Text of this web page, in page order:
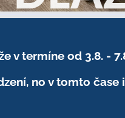
v termíne od 3.8. -
no v tomto